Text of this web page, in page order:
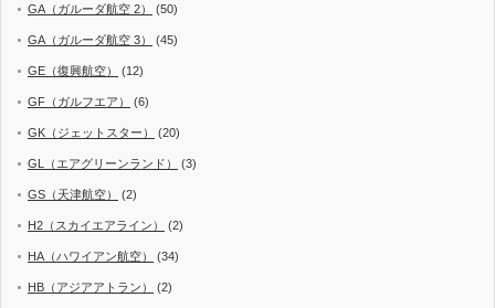
GA（ガルーダ航空 2） (50)
GA（ガルーダ航空 3） (45)
GE（復興航空） (12)
GF（ガルフエア） (6)
GK（ジェットスター） (20)
GL（エアグリーンランド） (3)
GS（天津航空） (2)
H2（スカイエアライン） (2)
HA（ハワイアン航空） (34)
HB（アジアアトラン） (2)